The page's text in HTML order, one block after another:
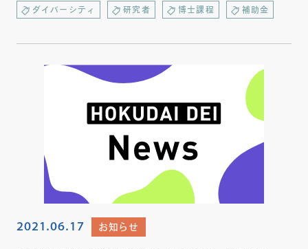
ダイバーシティ 研究者 博士課程 補助金
2021.06.17 お知らせ